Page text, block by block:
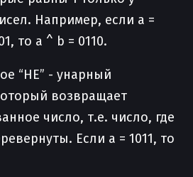
Например, если a =
то a ^ b = 0110.
“НЕ” - унарный
возвращает
число, т.е. число, где
Если a = 1011, то